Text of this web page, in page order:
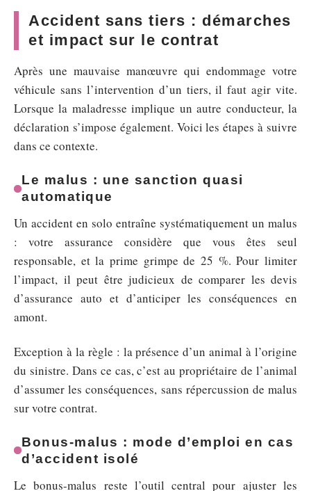
Accident sans tiers : démarches
et impact sur le contrat
Après une mauvaise manœuvre qui endommage votre
véhicule sans l’intervention d’un tiers, il faut agir vite.
Lorsque la maladresse implique un autre conducteur, la
déclaration s’impose également. Voici les étapes à suivre
dans ce contexte.
Le malus : une sanction quasi
automatique
Un accident en solo entraîne systématiquement un malus
: votre assurance considère que vous êtes seul
responsable, et la prime grimpe de 25 %. Pour limiter
l’impact, il peut être judicieux de comparer les devis
d’assurance auto et d’anticiper les conséquences en
amont.
Exception à la règle : la présence d’un animal à l’origine
du sinistre. Dans ce cas, c’est au propriétaire de l’animal
d’assumer les conséquences, sans répercussion de malus
sur votre contrat.
Bonus-malus : mode d’emploi en cas
d’accident isolé
Le bonus-malus reste l’outil central pour ajuster les